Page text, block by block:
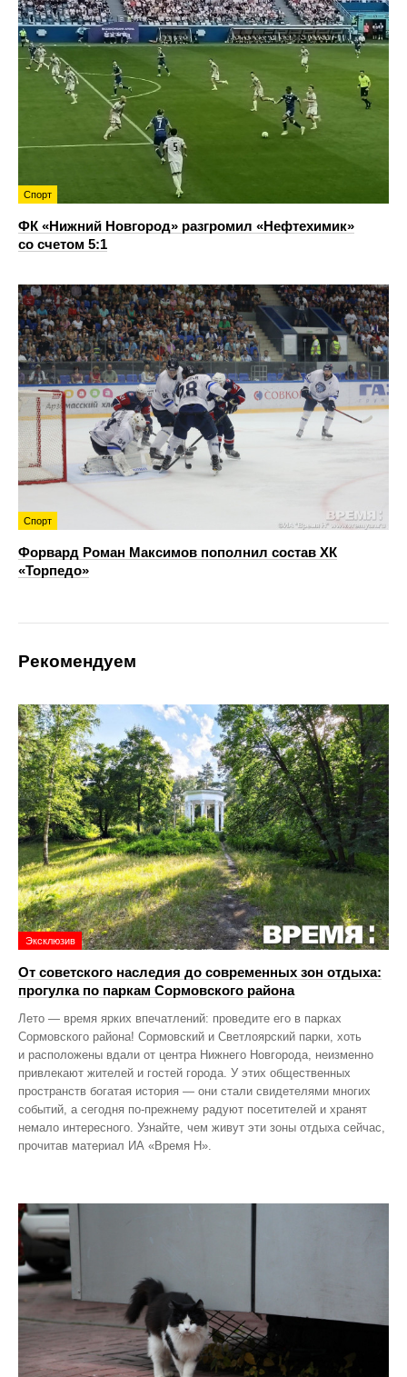
Спорт
ФК «Нижний Новгород» разгромил «Нефтехимик»
со счетом 5:1
Спорт
Форвард Роман Максимов пополнил состав ХК
«Торпедо»
Рекомендуем
Эксклюзив
От советского наследия до современных зон отдыха:
прогулка по паркам Сормовского района
Лето — время ярких впечатлений: проведите его в парках
Сормовского района! Сормовский и Светлоярский парки, хоть
и расположены вдали от центра Нижнего Новгорода, неизменно
привлекают жителей и гостей города. У этих общественных
пространств богатая история — они стали свидетелями многих
событий, а сегодня по‑прежнему радуют посетителей и хранят
немало интересного. Узнайте, чем живут эти зоны отдыха сейчас,
прочитав материал ИА «Время Н».